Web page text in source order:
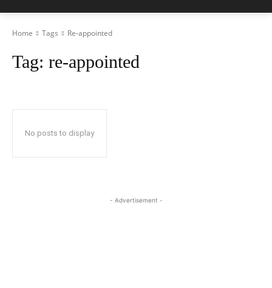
Home Tags Re-appointed
Tag: re-appointed
No posts to display
- Advertisement -